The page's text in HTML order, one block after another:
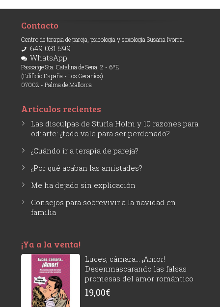
Contacto
Centro de terapia de pareja, psicología y sexología Susana Ivorra.
649 031 599
WhatsApp
Passatge Sta. Catalina de Sena, 2 - 6ºE
(Edificio España - Los Geranios)
07002 - Palma de Mallorca
Artículos recientes
Las disculpas de Sturla Holm y 10 razones para
odiarte: ¿todo vale para ser perdonado?
¿Cuándo ir a terapia de pareja?
¿Por qué acaban las amistades?
Me ha dejado sin explicación
Consejos para sobrevivir a la navidad en
familia
¡Ya a la venta!
Luces, cámara... ¡Amor!
Desenmascarando las falsas
promesas del amor romántico
19,00€